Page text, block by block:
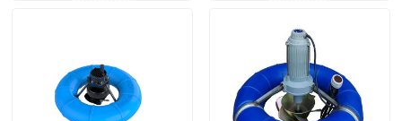
Au sujet de nous